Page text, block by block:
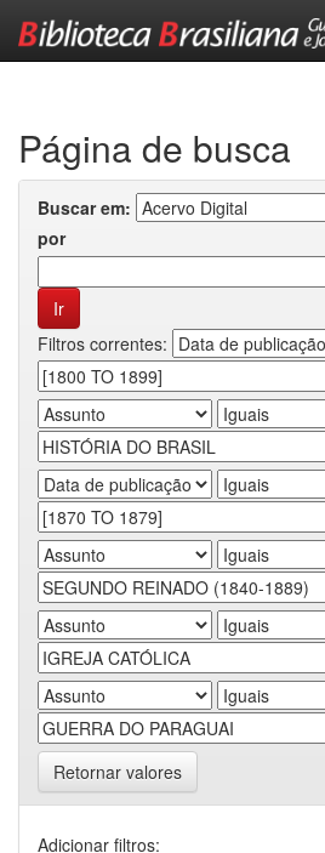
Página de busca
Buscar em:
por
Filtros correntes:
Retornar valores
Adicionar filtros: